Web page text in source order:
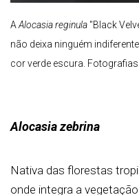
AAlocasia reginula "Black
não deixa ninguém
cor verde escura.
Alocasia zebrina
Nativa das florestas
onde integra a